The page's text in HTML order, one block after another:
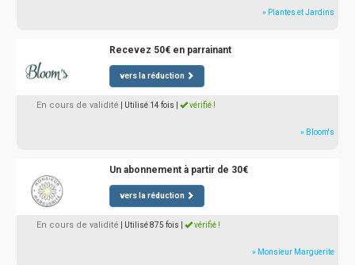
» Plantes et Jardins
Recevez 50€ en parrainant
vers la réduction
En cours de validité | Utilisé 14 fois vérifié !
» Bloom's
Un abonnement à partir de 30€
vers la réduction
En cours de validité | Utilisé 875 fois vérifié !
» Monsieur Marguerite